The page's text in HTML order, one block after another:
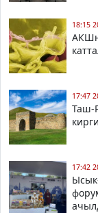
18:15
17:47
Таш-
17:42